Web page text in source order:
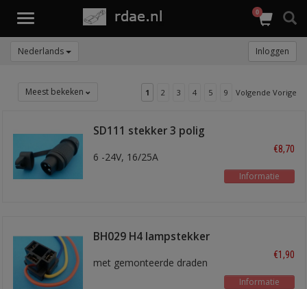
Toggle
0
Nederlands Inloggen
Meest bekeken 1 2 3 4 5 9 Volgende Vorige
SD111 stekker 3 polig
6 -24V, 16/25A
€8,70
Informatie
BH029 H4 lampstekker
met gemonteerde draden
€1,90
Informatie